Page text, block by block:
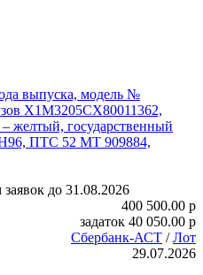
выпуска, модель №
Х1М3205CХ80011362,
– желтый, государственный
ПТС 52 МТ 909884,
до 31.08.2026
400 500.00 p
задаток 40 050.00 p
Сбербанк-АСТ /Лот
29.07.2026